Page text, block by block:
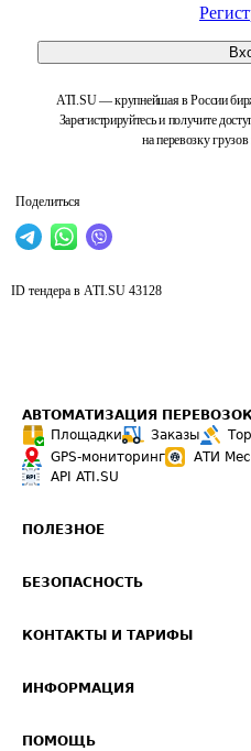
ATI.SU — крупнейшая в России
Зарегистрируйтесь и получите
на перевозку
Поделиться
ID тендера в ATI.SU 43128
АВТОМАТИЗАЦИЯ
Площадки
Заказы
GPS-мониторинг
АТИ
API ATI.SU
ПОЛЕЗНОЕ
Звезды ATI.SU на вашем сайте
Средние ставки
БЕЗОПАСНОСТЬ
Светофор+
О формировании Паспорта
КОНТАКТЫ И ТАРИФЫ
Реклама на сайте
ИНФОРМАЦИЯ
ПОМОЩЬ